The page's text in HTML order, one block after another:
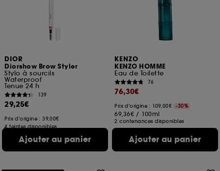
DIOR
Diorshow Brow Styler
Stylo à sourcils
Waterproof
Tenue 24 h
139
29,25€
Prix d'origine : 39,00€
4 teintes disponibles
Ajouter au panier
KENZO
KENZO HOMME
Eau de Toilette
76
76,30€
Prix d'origine : 109,00€ -30%
69,36€ / 100ml
2 contenances disponibles
Ajouter au panier
ou en magasin. Pour refuser tous les cookies, cliques
sur "continuer sans accepter". Voous pouvez à tout
moment choisir de retirer votrte consentement. Si vous
souhaitez obtenir plus d'information sur les cookies
cliquez